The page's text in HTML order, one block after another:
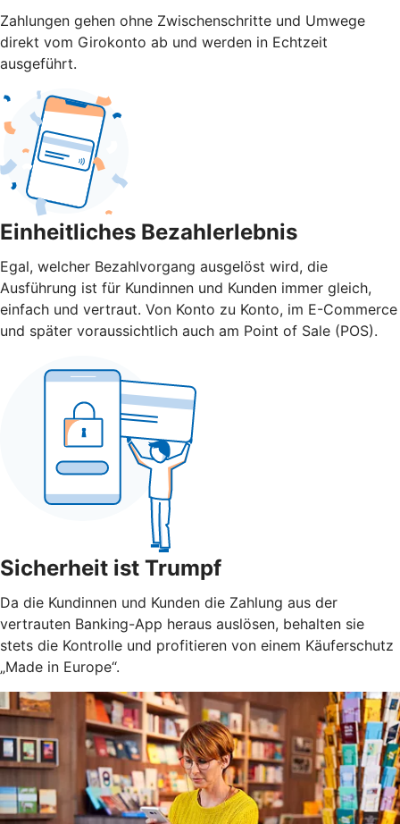
Zahlungen gehen ohne Zwischenschritte und Umwege
direkt vom Girokonto ab und werden in Echtzeit
ausgeführt.
Einheitliches Bezahlerlebnis
Egal, welcher Bezahlvorgang ausgelöst wird, die
Ausführung ist für Kundinnen und Kunden immer gleich,
einfach und vertraut. Von Konto zu Konto, im E-Commerce
und später voraussichtlich auch am Point of Sale (POS).
Sicherheit ist Trumpf
Da die Kundinnen und Kunden die Zahlung aus der
vertrauten Banking-App heraus auslösen, behalten sie
stets die Kontrolle und profitieren von einem Käuferschutz
„Made in Europe“.